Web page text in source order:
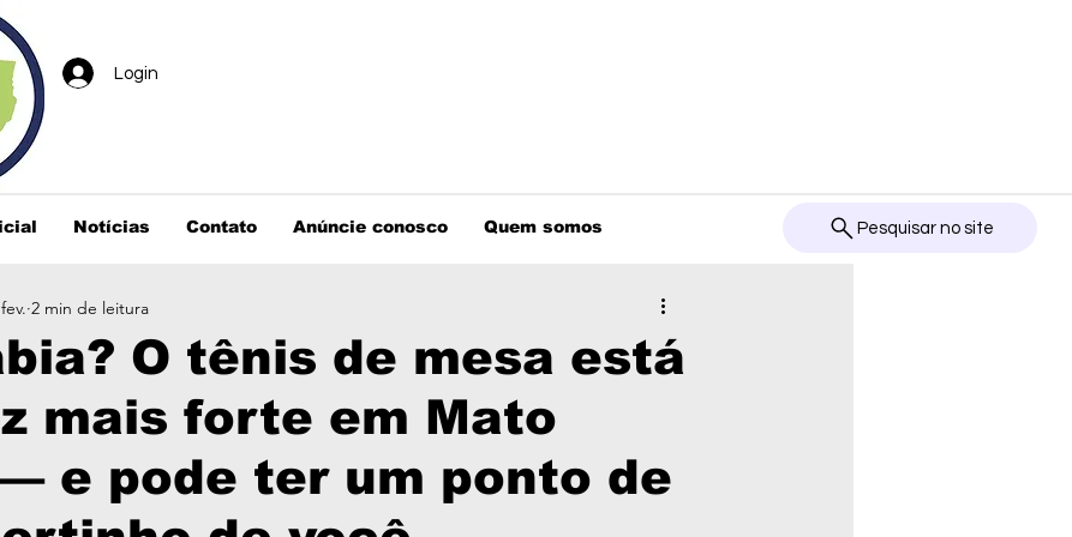
Login
Notícias Contato Anúncie conosco Quem somos Pesquisar no site
O tênis de mesa está
mais forte em Mato
e pode ter um ponto de
2 min de leitura